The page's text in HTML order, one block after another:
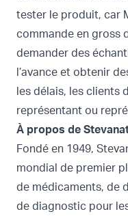
tester le produit, car
commande en gross
demander des
l’avance et obtenir
les délais, les clients
représentant ou
À propos de
Fondé en 1949,
mondial de premier
de médicaments, de
de diagnostic pour